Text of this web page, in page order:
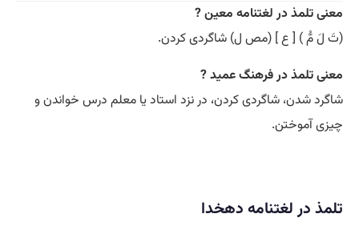
معنی تلمذ در لغتنامه معین ?
(تَ لَ مُّ ) [ ع ] (مص ل) شاگردی کردن.
معنی تلمذ در فرهنگ عمید ?
شاگرد شدن، شاگردی کردن، در نزد استاد یا معلم درس خواندن و
چیزی آموختن.
تلمذ در لغتنامه دهخدا